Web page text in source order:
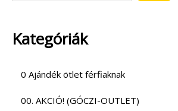
Kategóriák
0 Ajándék ötlet férfiaknak
00. AKCIÓ! (GÓCZI-OUTLET)